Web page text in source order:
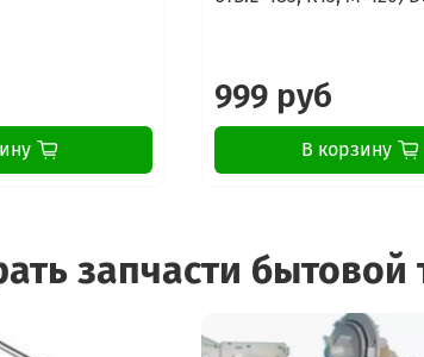
999 руб
В корзину
запчасти бытовой